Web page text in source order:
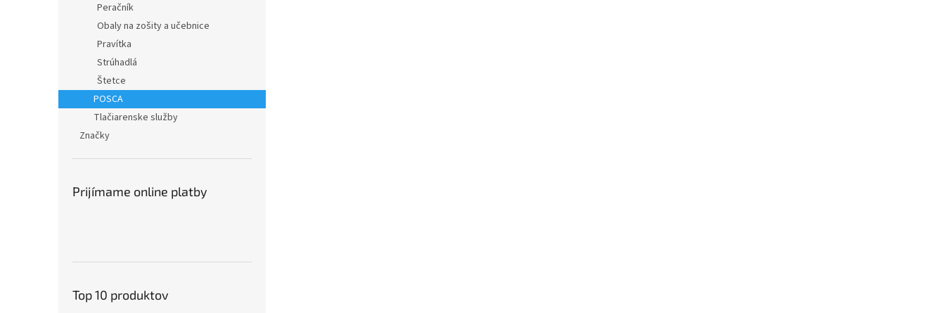
Peračník
Obaly na zošity a učebnice
Pravítka
Strúhadlá
Štetce
POSCA
Tlačiarenske služby
Značky
Prijímame online platby
Top 10 produktov